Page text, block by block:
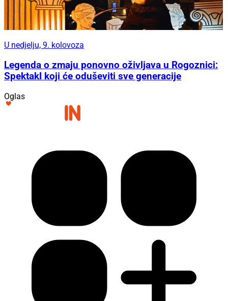
U nedjelju, 9. kolovoza
Legenda o zmaju ponovno oživljava u Rogoznici:
Spektakl koji će oduševiti sve generacije
Oglas